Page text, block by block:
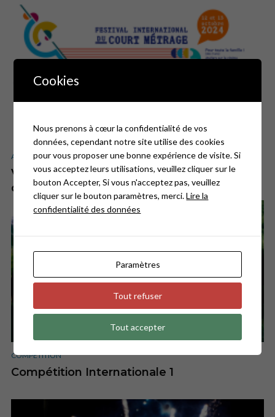
ACTUALITÉS
Village des Enfants – Festival International
du Court Métrage 2024
COMPÉTITION
Compétition Internationale 1
Cookies
Nous prenons à cœur la confidentialité de vos
données, cependant notre site utilise des cookies
pour vous proposer une bonne expérience de visite. Si
vous acceptez leurs utilisations, veuillez cliquer sur le
bouton Accepter, Si vous n'acceptez pas, veuillez
cliquer sur le bouton paramètres, merci.Lire la
confidentialité des données
Paramètres
Tout refuser
Tout accepter